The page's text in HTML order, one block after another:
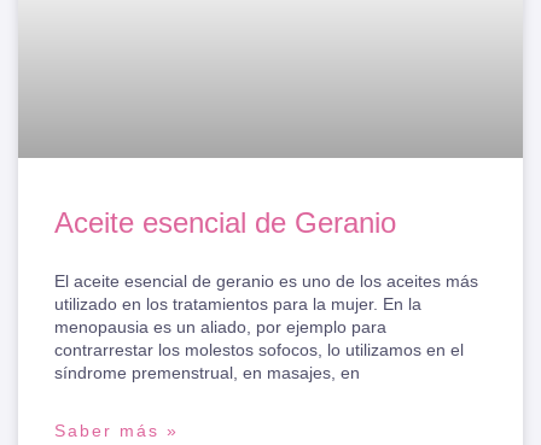
Aceite esencial de Geranio
El aceite esencial de geranio es uno de los aceites más
utilizado en los tratamientos para la mujer. En la
menopausia es un aliado, por ejemplo para
contrarrestar los molestos sofocos, lo utilizamos en el
síndrome premenstrual, en masajes, en
Saber más »